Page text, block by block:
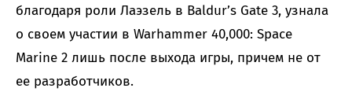
благодаря роли Лаэзель в Baldur’s Gate 3, узнала
о своем участии в Warhammer 40,000: Space
Marine 2 лишь после выхода игры, причем не от
ее разработчиков.